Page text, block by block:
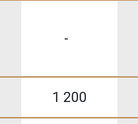
-
1 200